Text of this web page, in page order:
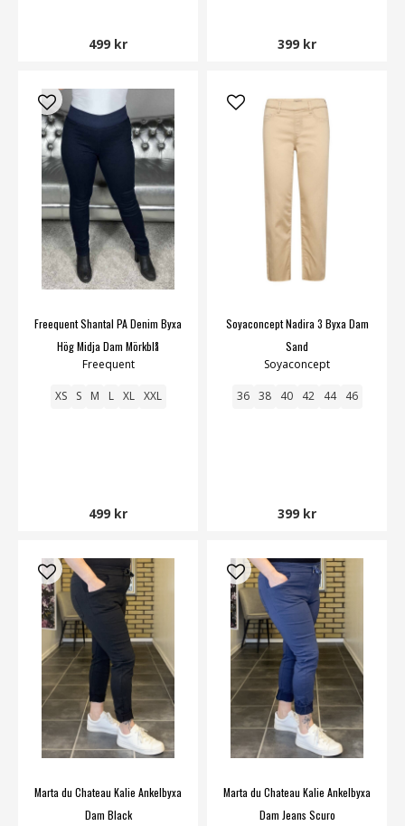
499 kr 399 kr
Freequent Shantal PA Denim Byxa
Hög Midja Dam Mörkblå
Freequent
XS S M L XL XXL
499 kr
Soyaconcept Nadira 3 Byxa Dam
Sand
Soyaconcept
36 38 40 42 44 46
399 kr
Marta du Chateau Kalie Ankelbyxa
Dam Black
Marta du Chateau Kalie Ankelbyxa
Dam Jeans Scuro